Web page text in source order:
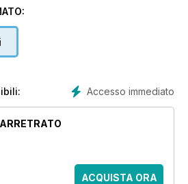
gouache and acrylics. If
in watercolour, and for those who
in depth, find out how an
each can make, learn how to
to start painting! Jane
Accesso immediato
ACQUISTA ORA